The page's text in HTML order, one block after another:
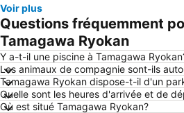
Voir plus
Questions fréquemment
Tamagawa Ryokan
Y a-t-il une piscine à Tamagawa
Les animaux de compagnie sont-ils
Tamagawa Ryokan dispose-t-il d'un
Quelle sont les heures d'arrivée et de
Où est situé Tamagawa Ryokan?